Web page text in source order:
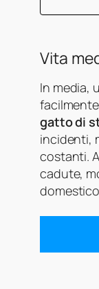
Vita
In media,
gatto di
incidenti,
costanti.
cadute,